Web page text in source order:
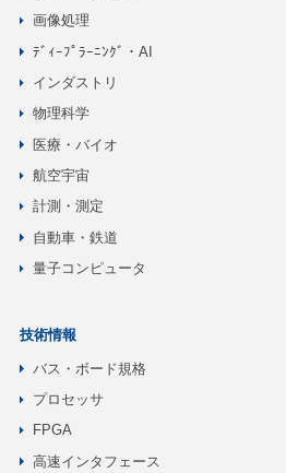
画像処理
ﾃﾞｨｰﾌﾟﾗｰﾆﾝｸﾞ・AI
インダストリ
物理科学
医療・バイオ
航空宇宙
計測・測定
自動車・鉄道
量子コンピュータ
技術情報
バス・ボード規格
プロセッサ
FPGA
高速インタフェース